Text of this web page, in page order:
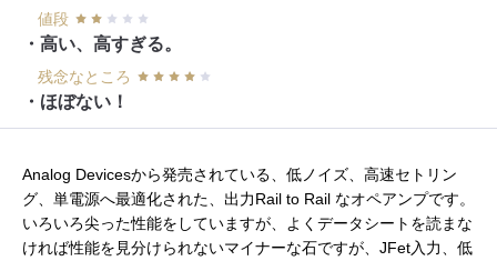
値段
・高い、高すぎる。
残念なところ
・ほぼない！
Analog Devicesから発売されている、低ノイズ、高速セトリン
グ、単電源へ最適化された、出力Rail to Rail なオペアンプです。
いろいろ尖った性能をしていますが、よくデータシートを読まな
ければ性能を見分けられないマイナーな石ですが、JFet入力、低